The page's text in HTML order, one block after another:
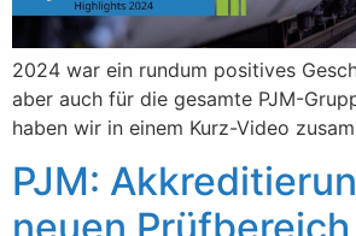
2024 war ein rundum positives
aber auch für die gesamte PJM-
haben wir in einem Kurz-Video
PJM: